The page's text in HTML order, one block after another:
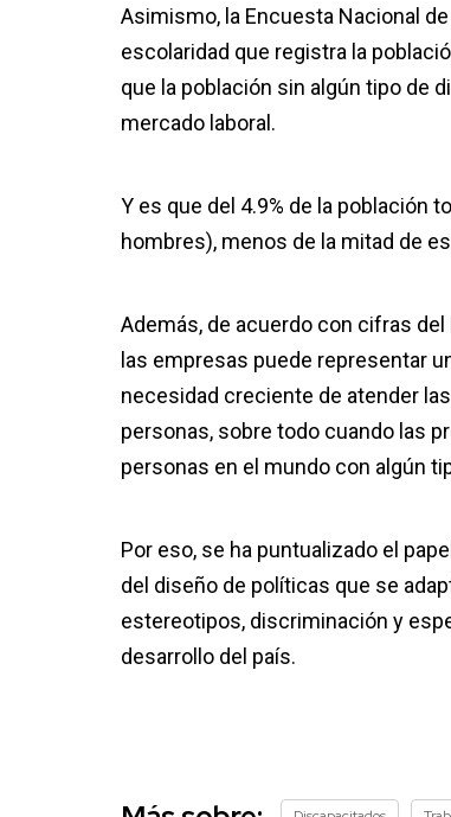
Asimismo, la Encuesta Nacional
escolaridad que registra la
que la población sin algún tipo de
mercado laboral.
Y es que del 4.9% de la población
hombres), menos de la mitad de
Además, de acuerdo con cifras
las empresas puede representar
necesidad creciente de atender
personas, sobre todo cuando las
personas en el mundo con algún
Por eso, se ha puntualizado el
del diseño de políticas que se
estereotipos, discriminación y
desarrollo del país.